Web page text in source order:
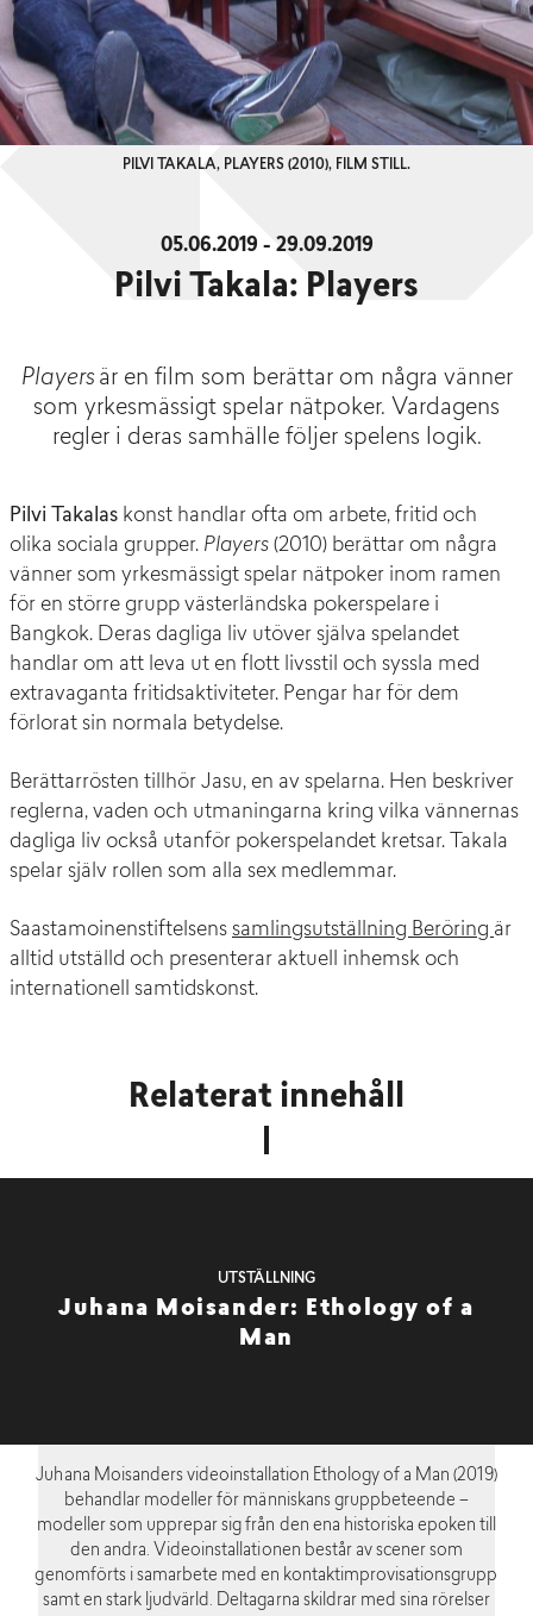
PILVI TAKALA, PLAYERS (2010), FILM STILL.
05.06.2019 - 29.09.2019
Pilvi Takala: Players
Playersär en film som berättar om några vänner
som yrkesmässigt spelar nätpoker. Vardagens
regler i deras samhälle följer spelens logik.
Pilvi Takalas konst handlar ofta om arbete, fritid och
olika sociala grupper. Players (2010) berättar om några
vänner som yrkesmässigt spelar nätpoker inom ramen
för en större grupp västerländska pokerspelare i
Bangkok. Deras dagliga liv utöver själva spelandet
handlar om att leva ut en flott livsstil och syssla med
extravaganta fritidsaktiviteter. Pengar har för dem
förlorat sin normala betydelse.
Berättarrösten tillhör Jasu, en av spelarna. Hen beskriver
reglerna, vaden och utmaningarna kring vilka vännernas
dagliga liv också utanför pokerspelandet kretsar. Takala
spelar själv rollen som alla sex medlemmar.
Saastamoinenstiftelsens samlingsutställning Beröring är
alltid utställd och presenterar aktuell inhemsk och
internationell samtidskonst.
Relaterat innehåll
UTSTÄLLNING
Juhana Moisander: Ethology of a
Man
Juhana Moisanders videoinstallation Ethology of a Man (2019)
behandlar modeller för människans gruppbeteende –
modeller som upprepar sig från den ena historiska epoken till
den andra. Videoinstallationen består av scener som
genomförts i samarbete med en kontaktimprovisationsgrupp
samt en stark ljudvärld. Deltagarna skildrar med sina rörelser